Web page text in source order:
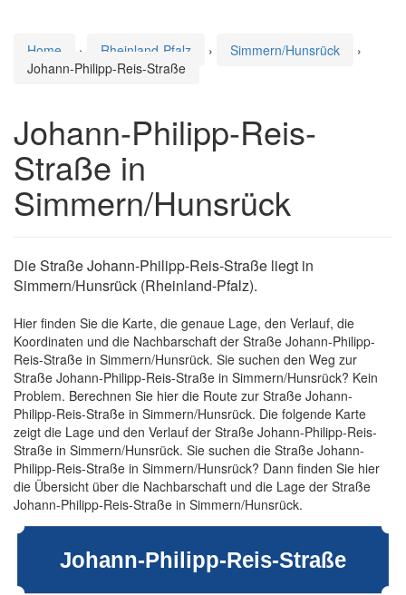
Home › Rheinland-Pfalz › Simmern/Hunsrück
›
Johann-Philipp-Reis-Straße
Johann-Philipp-Reis-
Straße in
Simmern/Hunsrück
Die Straße Johann-Philipp-Reis-Straße liegt in
Simmern/Hunsrück (Rheinland-Pfalz).
Hier finden Sie die Karte, die genaue Lage, den Verlauf, die
Koordinaten und die Nachbarschaft der Straße Johann-Philipp-
Reis-Straße in Simmern/Hunsrück. Sie suchen den Weg zur
Straße Johann-Philipp-Reis-Straße in Simmern/Hunsrück? Kein
Problem. Berechnen Sie hier die Route zur Straße Johann-
Philipp-Reis-Straße in Simmern/Hunsrück. Die folgende Karte
zeigt die Lage und den Verlauf der Straße Johann-Philipp-Reis-
Straße in Simmern/Hunsrück. Sie suchen die Straße Johann-
Philipp-Reis-Straße in Simmern/Hunsrück? Dann finden Sie hier
die Übersicht über die Nachbarschaft und die Lage der Straße
Johann-Philipp-Reis-Straße in Simmern/Hunsrück.